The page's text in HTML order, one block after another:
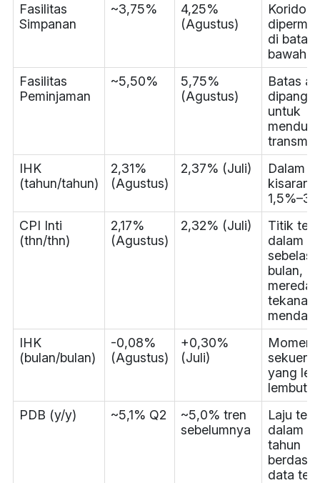
Fasilitas
Simpanan
~3,75%
4,25%
(Agustus)
Koridor
di batas
bawah
Fasilitas
Peminjaman
~5,50%
5,75%
(Agustus)
Batas
untuk
transmisi
IHK
(tahun/tahun)
2,31%
(Agustus)
2,37% (Juli)
Dalam
kisaran
CPI Inti
(thn/thn)
2,17%
(Agustus)
2,32% (Juli)
Titik
dalam
sebelas
bulan,
tekanan
IHK
(bulan/bulan)
-0,08%
(Agustus)
+0,30%
(Juli)
yang
lembut
PDB (y/y)
~5,1% Q2
~5,0% tren
sebelumnya
Laju
dalam
tahun
data